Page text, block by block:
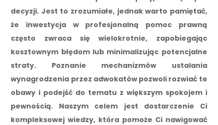
decyzji. Jest to zrozumiałe, jednak warto pamiętać,
że inwestycja w profesjonalną pomoc prawną
często zwraca się wielokrotnie, zapobiegając
kosztownym błędom lub minimalizując potencjalne
straty. Poznanie mechanizmów ustalania
wynagrodzenia przez adwokatów pozwoli rozwiać te
obawy i podejść do tematu z większym spokojem i
pewnością. Naszym celem jest dostarczenie Ci
kompleksowej wiedzy, która pomoże Ci nawigować